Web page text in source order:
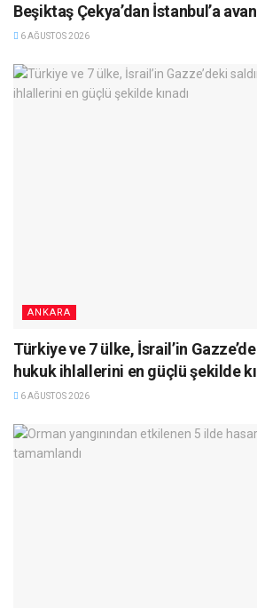
Beşiktaş Çekya’dan İstanbul’a
6 AĞUSTOS 2026
ANKARA
Türkiye ve 7 ülke, İsrail’in
hukuk ihlallerini en güçlü şekilde
6 AĞUSTOS 2026